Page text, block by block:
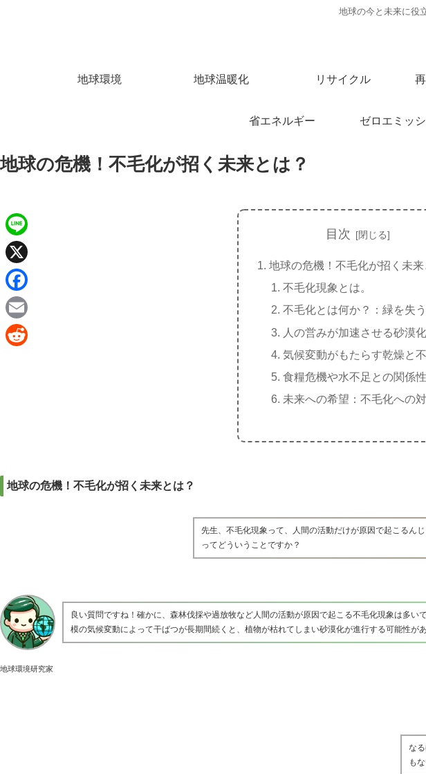
地球の今と未来に役
地球環境 地球温暖化 リサイクル
省エネルギー ゼロエミッ
地球の危機！不毛化が招く未来とは？
目次
地球の危機！不毛化が招く未来
不毛化現象とは。
不毛化とは何か？：緑を失
人の営みが加速させる砂漠化
気候変動がもたらす乾燥と
食糧危機や水不足との関係性
未来への希望：不毛化への
地球の危機！不毛化が招く未来とは？
先生、不毛化現象って、人間の活動だけが原因で起こるん
ってどういうことですか？
地球環境研究家
良い質問ですね！確かに、森林伐採や過放牧など人間の活動が原因で起こる不毛化現象は多
模の気候変動によって干ばつが長期間続くと、植物が枯れてしまい砂漠化が進行する可能性があ
な
も
L
n
e
X
F
a
c
E